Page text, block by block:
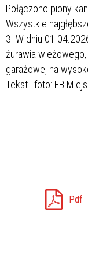
Połączono piony
Wszystkie
3. W dniu
żurawia
garażowej na
Tekst i foto: FB
Pdf